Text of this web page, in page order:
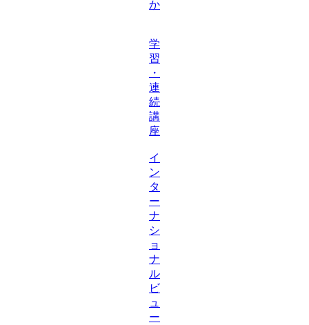
か
学
習
・
連
続
講
座
イ
ン
タ
ー
ナ
シ
ョ
ナ
ル
ビ
ュ
ー